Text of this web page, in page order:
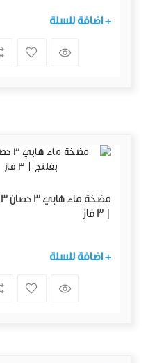
+ اضافة للسلة
+ اضافة للسلة